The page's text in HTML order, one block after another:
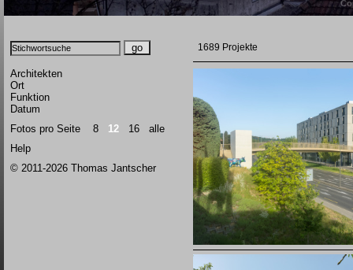
Architekten
Ort
Funktion
Datum
Fotos pro Seite 8 12 16
alle
Help
© 2011-2026 Thomas Jantscher
1689 Projekte